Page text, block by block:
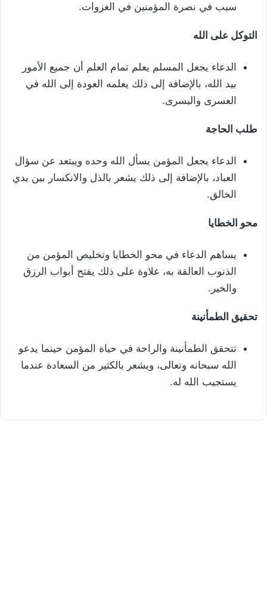
سبب في نصرة المؤمنين في الغزوات.
التوكل على الله
الدعاء يجعل المسلم يعلم تمام العلم أن جميع الأمور
بيد الله، بالإضافة إلى ذلك يعلمه العودة إلى الله في
العسرى واليسرى.
طلب الحاجة
الدعاء يجعل المؤمن يسأل الله وحده ويبتعد عن سؤال
العباد، بالإضافة إلى ذلك يشعر بالذل والانكسار بين يدي
الخالق.
محو الخطايا
يساهم الدعاء في محو الخطايا وتخليص المؤمن من
الذنوب العالقة به، علاوة على ذلك يفتح أبواب الرزق
والخير.
تحقيق الطمأنينة
تتحقق الطمأنينة والراحة في حياة المؤمن حينما يدعو
الله سبحانه وتعالى، ويشعر بالكثير من السعادة عندما
يستجيب الله له.